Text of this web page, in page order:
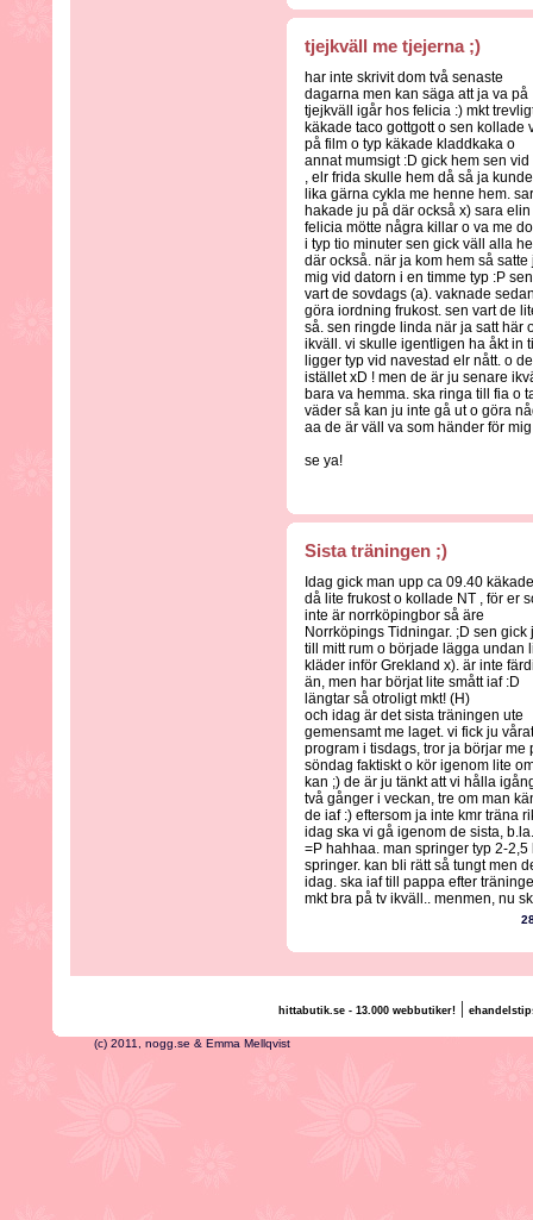
tjejkväll me tjejerna ;)
har inte skrivit dom två senaste
dagarna men kan säga att ja va på
tjejkväll igår hos felicia :) mkt
käkade taco gottgott o sen kollade
på film o typ käkade kladdkaka o
annat mumsigt :D gick hem sen vid
, elr frida skulle hem då så ja kunde
lika gärna cykla me henne hem.
hakade ju på där också x) sara elin
felicia mötte några killar o va me
i typ tio minuter sen gick väll alla
där också. när ja kom hem så satte
mig vid datorn i en timme typ :P sen
vart de sovdags (a). vaknade
göra iordning frukost. sen vart de
så. sen ringde linda när ja satt här
ikväll. vi skulle igentligen ha åkt in
ligger typ vid navestad elr nått. o
istället xD ! men de är ju senare
bara va hemma. ska ringa till fia o
väder så kan ju inte gå ut o göra
aa de är väll va som händer för
se ya!
Sista träningen ;)
Idag gick man upp ca 09.40 käkade
då lite frukost o kollade NT , för er
inte är norrköpingbor så äre
Norrköpings Tidningar. ;D sen gick
till mitt rum o började lägga undan
kläder inför Grekland x). är inte
än, men har börjat lite smått iaf :D
längtar så otroligt mkt! (H)
och idag är det sista träningen ute
gemensamt me laget. vi fick ju vårat
program i tisdags, tror ja börjar me
söndag faktiskt o kör igenom lite
kan ;) de är ju tänkt att vi hålla
två gånger i veckan, tre om man
de iaf :) eftersom ja inte kmr träna
idag ska vi gå igenom de sista,
=P hahhaa. man springer typ 2-
springer. kan bli rätt så tungt men
idag. ska iaf till pappa efter
mkt bra på tv ikväll.. menmen, nu
hittabutik.se - 13.000 webbutiker!|
(c) 2011, nogg.se & Emma Mellqvist